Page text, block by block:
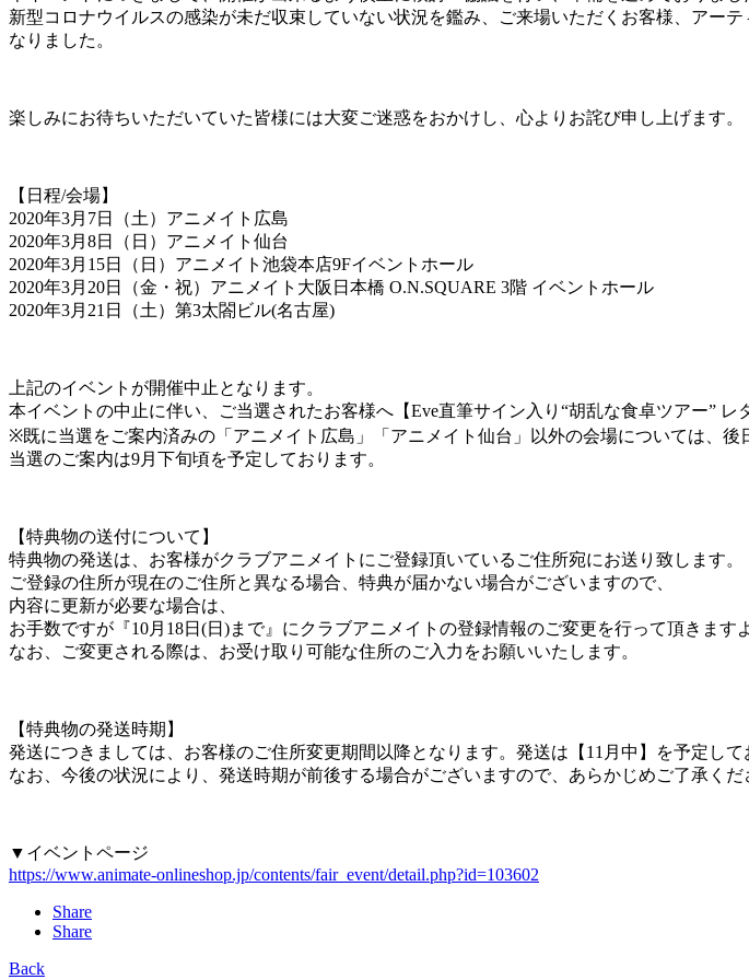
新型コロナウイルスの感染が未だ収束していない状況を鑑み、ご来場いただくお客様、アー
なりました。
楽しみにお待ちいただいていた皆様には大変ご迷惑をおかけし、心よりお詫び申し上げます。
【日程/会場】
2020年3月7日（土）アニメイト広島
2020年3月8日（日）アニメイト仙台
2020年3月15日（日）アニメイト池袋本店9Fイベントホール
2020年3月20日（金・祝）アニメイト大阪日本橋 O.N.SQUARE 3階 イベントホール
2020年3月21日（土）第3太閤ビル(名古屋)
上記のイベントが開催中止となります。
本イベントの中止に伴い、ご当選されたお客様へ【Eve直筆サイン入り“胡乱な食卓ツアー” レ
※既に当選をご案内済みの「アニメイト広島」「アニメイト仙台」以外の会場については、後
当選のご案内は9月下旬頃を予定しております。
【特典物の送付について】
特典物の発送は、お客様がクラブアニメイトにご登録頂いているご住所宛にお送り致します。
ご登録の住所が現在のご住所と異なる場合、特典が届かない場合がございますので、
内容に更新が必要な場合は、
お手数ですが『10月18日(日)まで』にクラブアニメイトの登録情報のご変更を行って頂きます
なお、ご変更される際は、お受け取り可能な住所のご入力をお願いいたします。
【特典物の発送時期】
発送につきましては、お客様のご住所変更期間以降となります。発送は【11月中】を予定して
なお、今後の状況により、発送時期が前後する場合がございますので、あらかじめご了承くだ
▼イベントページ
https://www.animate-onlineshop.jp/contents/fair_event/detail.php?id=103602
Share
Share
Back